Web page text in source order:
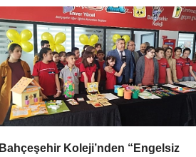
Bahçeşehir Koleji’nden “Engelsiz